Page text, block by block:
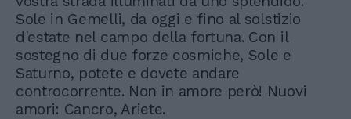
Sole in Gemelli, da oggi e fino al solstizio
d'estate nel campo della fortuna. Con il
sostegno di due forze cosmiche, Sole e
Saturno, potete e dovete andare
controcorrente. Non in amore però! Nuovi
amori: Cancro, Ariete.